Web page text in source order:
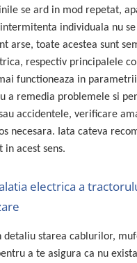
Auto
Utilaje &
LED
auto si remorci
brat auto si
Plafoniere
dedicate
& Triple
se ard in mod repetat,
individuala nu
arse, toate acestea sunt
respectiv principalele
functioneaza in
a remedia problemele si
accidentele, verificare
necesara. Iata cateva
in acest sens.
electrica a
detaliu starea cablurilor,
a te asigura ca nu